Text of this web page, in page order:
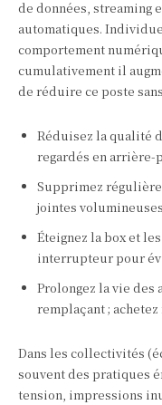
de données, streaming
automatiques.
comportement
cumulativement il
de réduire ce poste
Réduisez la qualité
regardés en arrière-
Supprimez
jointes
Éteignez la box et
interrupteur pour
Prolongez la vie
remplaçant ;
Dans les collectivités
souvent des pratiques
tension, impressions